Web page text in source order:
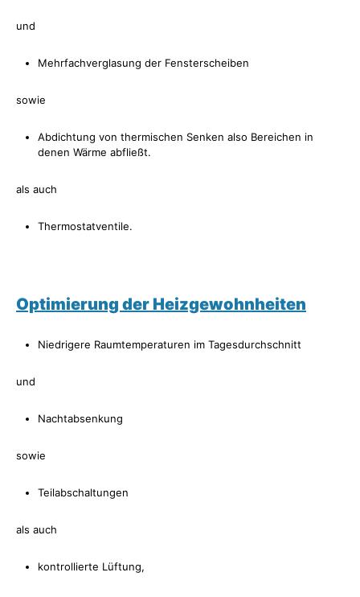
und
Mehrfachverglasung der Fensterscheiben
sowie
Abdichtung von thermischen Senken also Bereichen in
denen Wärme abfließt.
als auch
Thermostatventile.
Optimierung der Heizgewohnheiten
Niedrigere Raumtemperaturen im Tagesdurchschnitt
und
Nachtabsenkung
sowie
Teilabschaltungen
als auch
kontrollierte Lüftung,